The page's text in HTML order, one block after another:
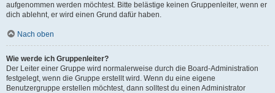
aufgenommen werden möchtest. Bitte belästige keinen Gruppenleiter, wenn er
dich ablehnt, er wird einen Grund dafür haben.
Nach oben
Wie werde ich Gruppenleiter?
Der Leiter einer Gruppe wird normalerweise durch die Board-Administration
festgelegt, wenn die Gruppe erstellt wird. Wenn du eine eigene
Benutzergruppe erstellen möchtest, dann solltest du einen Administrator